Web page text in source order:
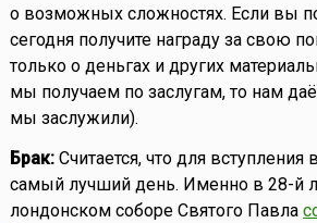
о возможных сложностях. Если вы
сегодня получите награду за свою
только о деньгах и других
мы получаем по заслугам, то нам
мы заслужили).
Брак:Считается, что для вступления
самый лучший день. Именно в 28-й
лондонском соборе Святого Павла